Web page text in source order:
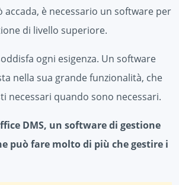
accada, è necessario un software per
di livello superiore.
ogni esigenza. Un software
nella sua grande funzionalità, che
necessari quando sono necessari.
DMS, un software di gestione
può fare molto di più che gestire i